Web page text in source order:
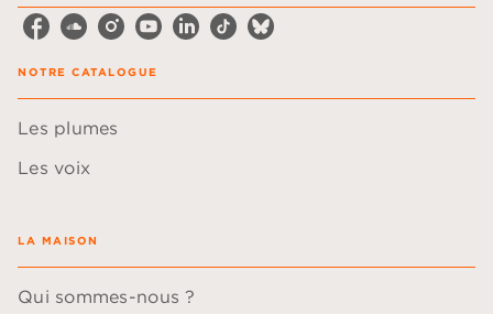
NOTRE CATALOGUE
Les plumes
Les voix
LA MAISON
Qui sommes-nous ?